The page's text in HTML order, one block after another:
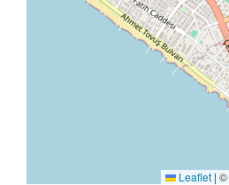
Leaflet | ©